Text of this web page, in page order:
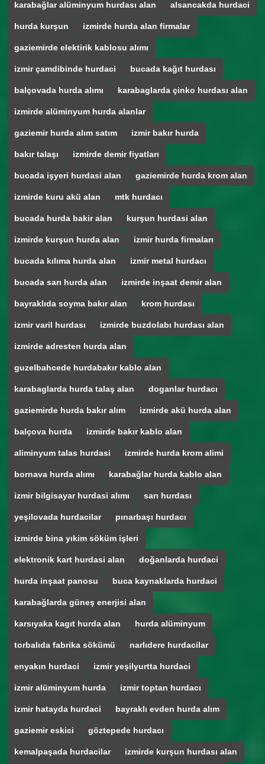
karabağlar alüminyum hurdası alan alsancakda hurdaci
hurda kurşun izmirde hurda alan firmalar
gaziemirde elektirik kablosu alımı
izmir çamdibinde hurdaci bucada kağıt hurdası
balçovada hurda alımı karabaglarda çinko hurdası alan
izmirde alüminyum hurda alanlar
gaziemir hurda alım satım izmir bakır hurda
bakır talaşı izmirde demir fiyatları
bucada işyeri hurdasi alan gaziemirde hurda krom alan
izmirde kuru akü alan mtk hurdacı
bucada hurda bakir alan kurşun hurdasi alan
izmirde kurşun hurda alan izmir hurda firmaları
bucada kılıma hurda alan izmir metal hurdacı
bucada sarı hurda alan izmirde inşaat demir alan
bayraklıda soyma bakır alan krom hurdası
izmir varil hurdası izmirde buzdolabı hurdası alan
izmirde adresten hurda alan
guzelbahcede hurdabakır kablo alan
karabaglarda hurda talaş alan doganlar hurdacı
gaziemirde hurda bakır alım izmirde akü hurda alan
balçova hurda izmirde bakır kablo alan
aliminyum talas hurdasi izmirde hurda krom alimi
bornava hurda alımı karabağlar hurda kablo alan
izmir bilgisayar hurdasi alımı sarı hurdası
yeşilovada hurdacilar pınarbaşı hurdacı
izmirde bina yıkim söküm işleri
elektronik kart hurdasi alan doğanlarda hurdaci
hurda inşaat panosu buca kaynaklarda hurdaci
karabağlarda güneş enerjisi alan
karsıyaka kagıt hurda alan hurda alüminyum
torbalıda fabrika sökümü narlıdere hurdacilar
enyakın hurdaci izmir yeşilyurtta hurdaci
izmir alüminyum hurda izmir toptan hurdacı
izmir hatayda hurdaci bayraklı evden hurda alım
gaziemir eskici göztepede hurdacı
kemalpaşada hurdacilar izmirde kurşun hurdası alan